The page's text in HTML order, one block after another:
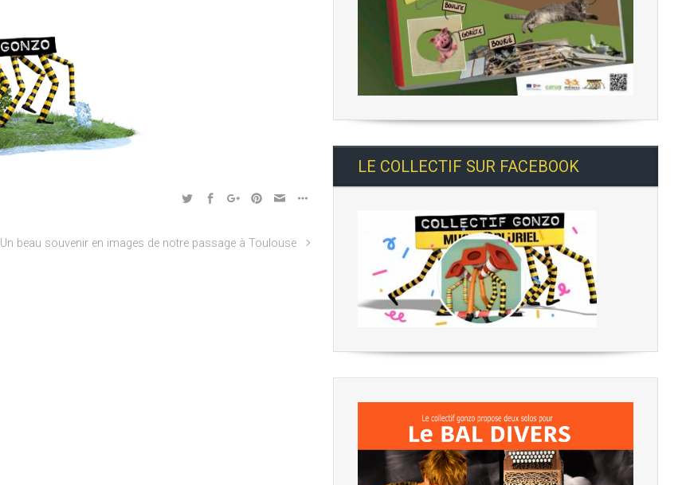
Un beau souvenir en images de notre passage à Toulouse
LE COLLECTIF SUR FACEBOOK